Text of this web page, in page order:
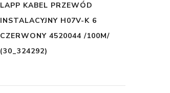
LAPP KABEL PRZEWÓD
INSTALACYJNY H07V-K 6
CZERWONY 4520044 /100M/
(30_324292)